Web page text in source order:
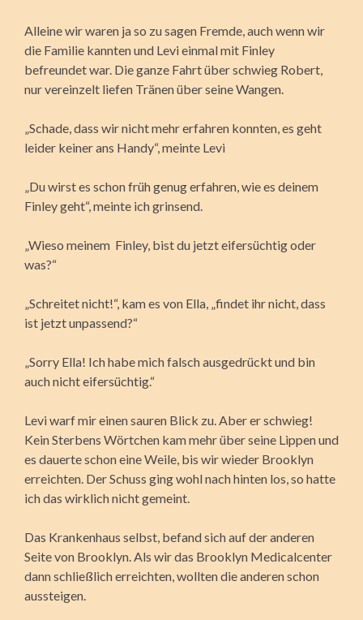
Alleine wir waren ja so zu sagen Fremde, auch wenn wir
die Familie kannten und Levi einmal mit Finley
befreundet war. Die ganze Fahrt über schwieg Robert,
nur vereinzelt liefen Tränen über seine Wangen.
„Schade, dass wir nicht mehr erfahren konnten, es geht
leider keiner ans Handy“, meinte Levi
„Du wirst es schon früh genug erfahren, wie es deinem
Finley geht“, meinte ich grinsend.
„Wieso meinem Finley, bist du jetzt eifersüchtig oder
was?“
„Schreitet nicht!“, kam es von Ella, „findet ihr nicht, dass
ist jetzt unpassend?“
„Sorry Ella! Ich habe mich falsch ausgedrückt und bin
auch nicht eifersüchtig.“
Levi warf mir einen sauren Blick zu. Aber er schwieg!
Kein Sterbens Wörtchen kam mehr über seine Lippen und
es dauerte schon eine Weile, bis wir wieder Brooklyn
erreichten. Der Schuss ging wohl nach hinten los, so hatte
ich das wirklich nicht gemeint.
Das Krankenhaus selbst, befand sich auf der anderen
Seite von Brooklyn. Als wir das Brooklyn Medicalcenter
dann schließlich erreichten, wollten die anderen schon
aussteigen.